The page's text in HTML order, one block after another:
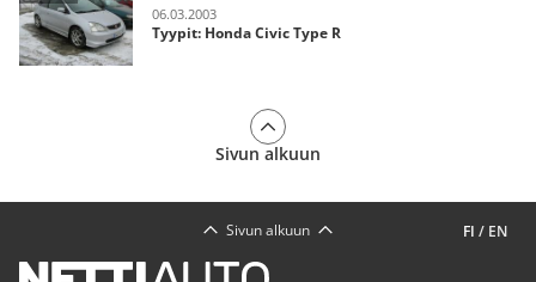
06.03.2003
Tyypit: Honda Civic Type R
Sivun alkuun
FI / EN
Sivun alkuun